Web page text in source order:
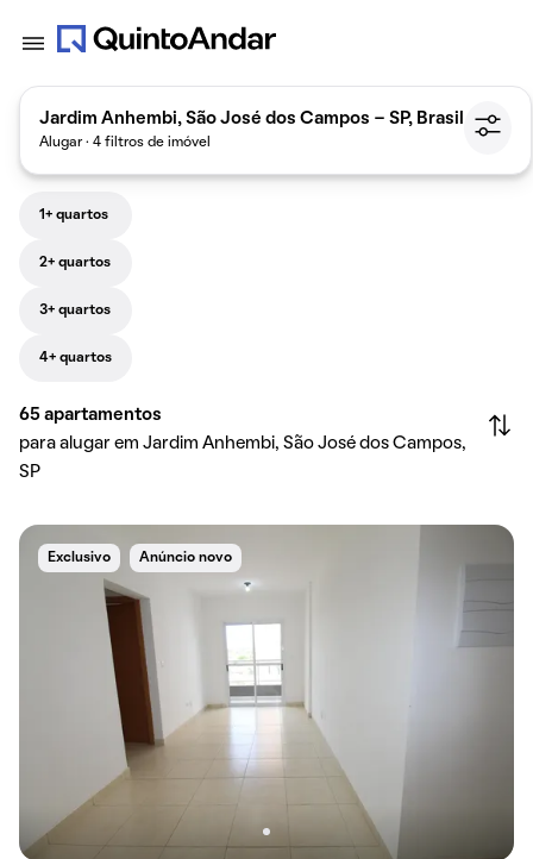
Jardim Anhembi, São José dos Campos - SP, Brasil
Alugar · 4 filtros de imóvel
1+ quartos
2+ quartos
3+ quartos
4+ quartos
65 apartamentos
para alugar em Jardim Anhembi, São José dos Campos,
SP
Exclusivo Anúncio novo